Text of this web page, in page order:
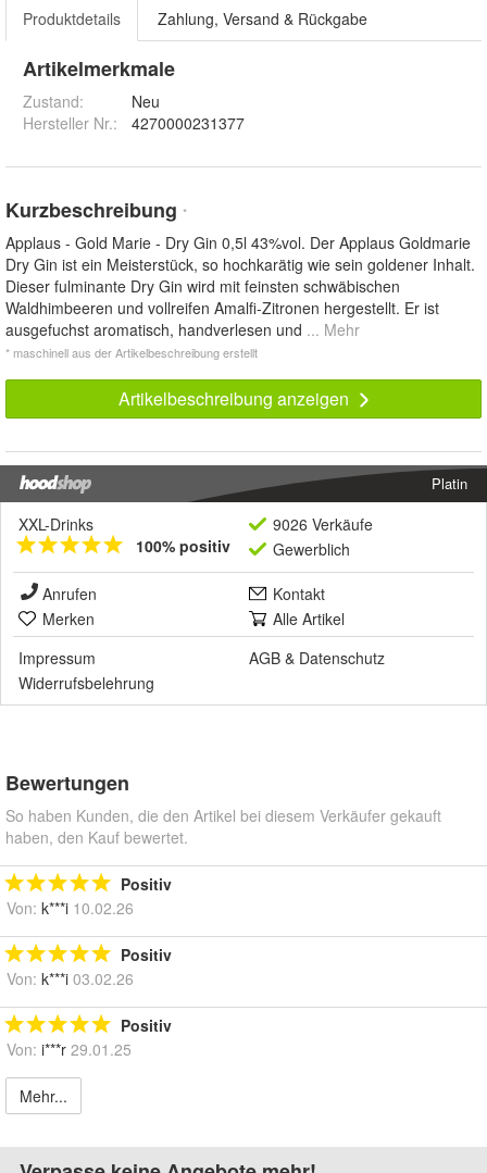
Produktdetails Zahlung, Versand & Rückgabe
Artikelmerkmale
Zustand:
Neu
Hersteller Nr.:
4270000231377
Kurzbeschreibung *
Applaus - Gold Marie - Dry Gin 0,5l 43%vol. Der Applaus Goldmarie
Dry Gin ist ein Meisterstück, so hochkarätig wie sein goldener Inhalt.
Dieser fulminante Dry Gin wird mit feinsten schwäbischen
Waldhimbeeren und vollreifen Amalfi-Zitronen hergestellt. Er ist
ausgefuchst aromatisch, handverlesen und ... Mehr
* maschinell aus der Artikelbeschreibung erstellt
Artikelbeschreibung anzeigen
Platin
XXL-Drinks
100% positiv
9026 Verkäufe
Gewerblich
Anrufen
Kontakt
Merken
Alle Artikel
Impressum
AGB & Datenschutz
Widerrufsbelehrung
Bewertungen
So haben Kunden, die den Artikel bei diesem Verkäufer gekauft
haben, den Kauf bewertet.
Positiv
Von: k***i 10.02.26
Positiv
Von: k***i 03.02.26
Positiv
Von: i***r 29.01.25
Mehr...